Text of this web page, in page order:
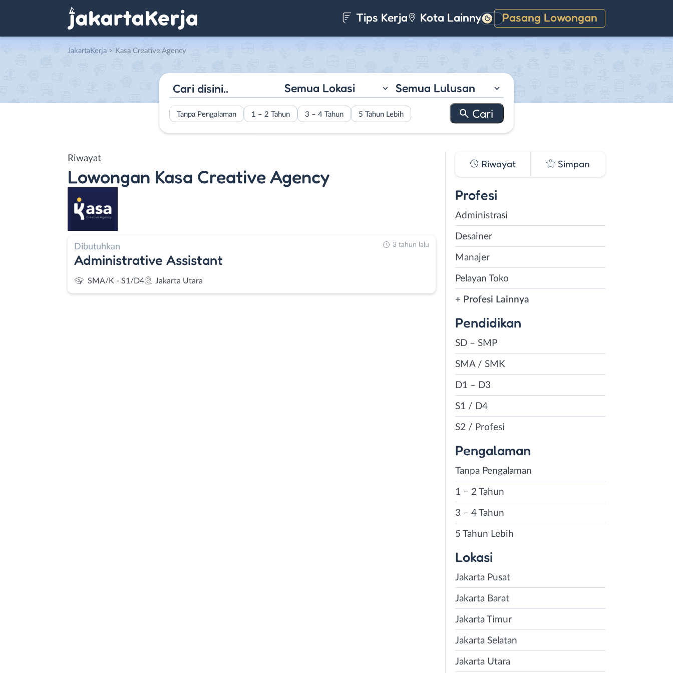
Tips Kerja Kota Lainnya Pasang Lowongan
Gelap
JakartaKerja > Kasa Creative Agency
Semua Lokasi Semua Lulusan
Tanpa Pengalaman 1 – 2 Tahun 3 – 4 Tahun 5 Tahun Lebih
Riwayat
Lowongan Kasa Creative Agency
Dibutuhkan
Administrative Assistant
SMA/K - S1/D4 Jakarta Utara
3 tahun lalu
Riwayat Simpan
Profesi
Administrasi
Desainer
Manajer
Pelayan Toko
+ Profesi Lainnya
Pendidikan
SD – SMP
SMA / SMK
D1 – D3
S1 / D4
S2 / Profesi
Pengalaman
Tanpa Pengalaman
1 – 2 Tahun
3 – 4 Tahun
5 Tahun Lebih
Lokasi
Jakarta Pusat
Jakarta Barat
Jakarta Timur
Jakarta Selatan
Jakarta Utara